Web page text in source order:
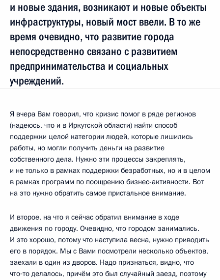
и новые здания, возникают и новые объекты
инфраструктуры, новый мост ввели. В то же
время очевидно, что развитие города
непосредственно связано с развитием
предпринимательства и социальных
учреждений.
Я вчера Вам говорил, что кризис помог в ряде регионов
(надеюсь, что и в Иркутской области) найти способ
поддержки целой категории людей, которые лишились
работы, но могли получить деньги на развитие
собственного дела. Нужно эти процессы закреплять,
и не только в рамках поддержки безработных, но и в целом
в рамках программ по поощрению бизнес-активности. Вот
на это нужно обратить самое пристальное внимание.
И второе, на что я сейчас обратил внимание в ходе
движения по городу. Очевидно, что городом занимались.
И это хорошо, потому что наступила весна, нужно приводить
его в порядок. Мы с Вами посмотрели несколько объектов,
заехали в один из дворов. Надо признаться, видно, что
что‑то делалось, причём это был случайный заезд, поэтому